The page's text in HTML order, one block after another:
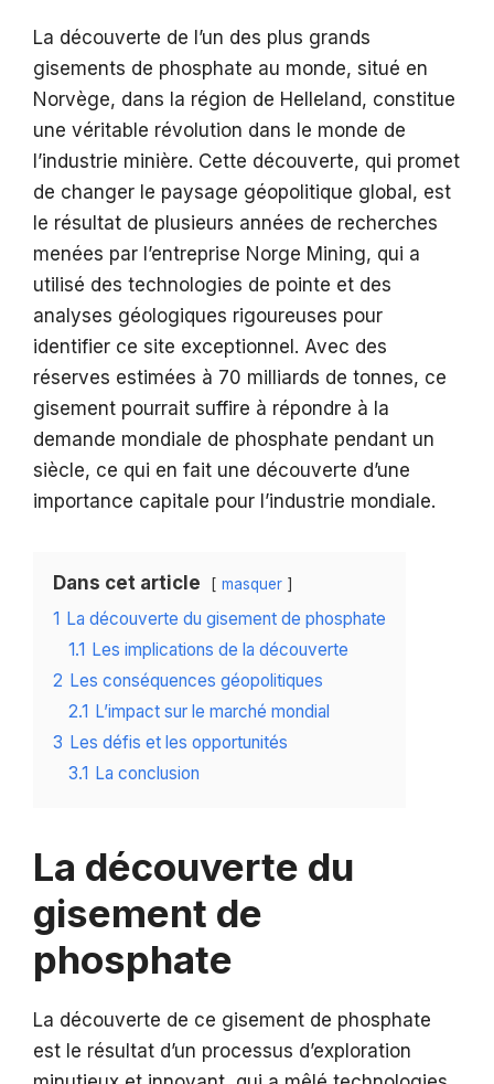
La découverte de l’un des plus grands
gisements de phosphate au monde, situé en
Norvège, dans la région de Helleland, constitue
une véritable révolution dans le monde de
l’industrie minière. Cette découverte, qui promet
de changer le paysage géopolitique global, est
le résultat de plusieurs années de recherches
menées par l’entreprise Norge Mining, qui a
utilisé des technologies de pointe et des
analyses géologiques rigoureuses pour
identifier ce site exceptionnel. Avec des
réserves estimées à 70 milliards de tonnes, ce
gisement pourrait suffire à répondre à la
demande mondiale de phosphate pendant un
siècle, ce qui en fait une découverte d’une
importance capitale pour l’industrie mondiale.
Dans cet article masquer
1 La découverte du gisement de phosphate
1.1 Les implications de la découverte
2 Les conséquences géopolitiques
2.1 L’impact sur le marché mondial
3 Les défis et les opportunités
3.1 La conclusion
La découverte du
gisement de
phosphate
La découverte de ce gisement de phosphate
est le résultat d’un processus d’exploration